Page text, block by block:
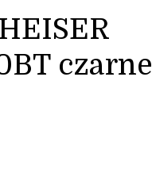
czarne